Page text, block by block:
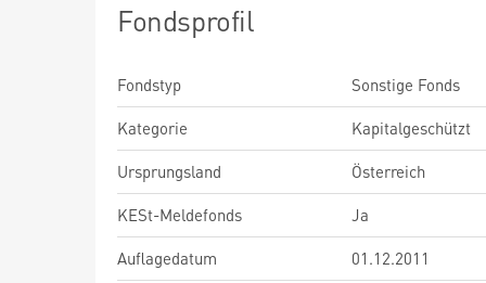
Fondsprofil
Fondstyp
Sonstige Fonds
Kategorie
Kapitalgeschützt
Ursprungsland
Österreich
KESt-Meldefonds
Ja
Auflagedatum
01.12.2011